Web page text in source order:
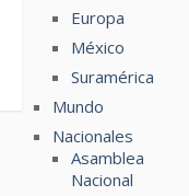
Europa
México
Suramérica
Mundo
Nacionales
Asamblea
Nacional